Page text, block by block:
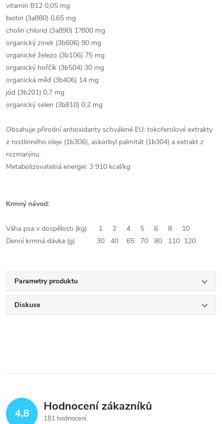
vitamin B12 0,05 mg
biotin (3a880) 0,65 mg
cholin chlorid (3a890) 1?800 mg
organický zinek (3b606) 90 mg
organické železo (3b106) 75 mg
organický hořčík (3b504) 30 mg
organická měď (3b406) 14 mg
jód (3b201) 0,7 mg
organický selen (3b810) 0,2 mg
Obsahuje přírodní antioxidanty schválené EU: tokoferolové extrakty
z rostlinného oleje (1b306), askorbyl palmitát (1b304) a extrakt z
rozmarýnu.
Metabolizovatelná energie: 3 910 kcal/kg
Krmný návod:
Váha psa v dospělosti (kg) 1 2 4 5 6 8 10
Denní krmná dávka (g) 30 40 65 70 80 110 120
Parametry produktu
Diskuse
4,8 Hodnocení zákazníků
181 hodnocení